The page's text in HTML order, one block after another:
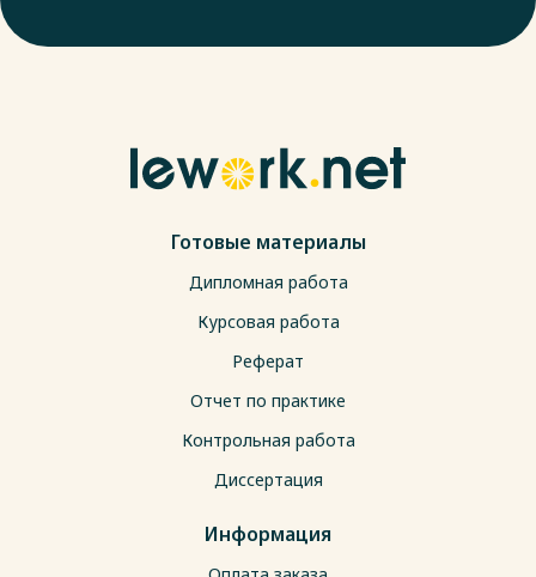
Готовые материалы
Дипломная работа
Курсовая работа
Реферат
Отчет по практике
Контрольная работа
Диссертация
Информация